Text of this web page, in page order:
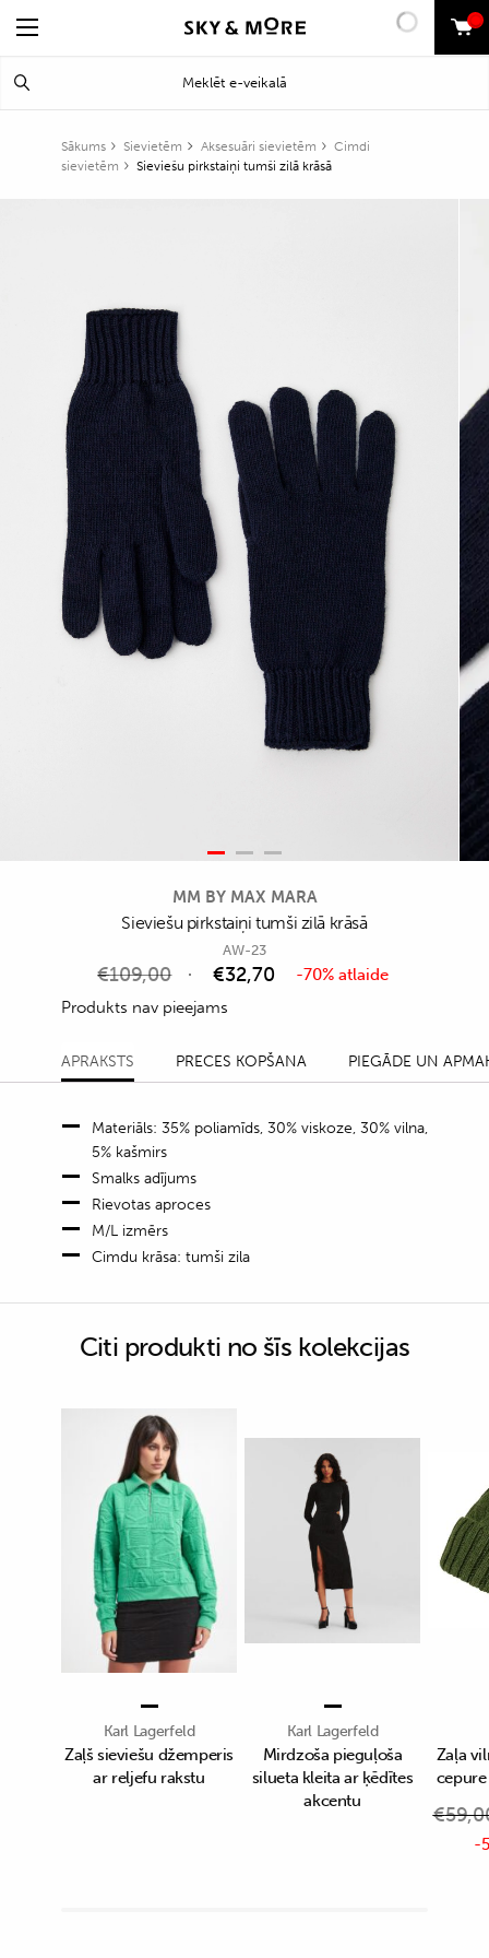
0
Sākums Sievietēm Aksesuāri sievietēm
Cimdi
sievietēm
Sieviešu pirkstaiņi tumši zilā krāsā
MM BY MAX MARA
Sieviešu pirkstaiņi tumši zilā krāsā
AW-23
€109,00 €32,70
-70% atlaide
Produkts nav pieejams
APRAKSTS PRECES KOPŠANA PIEGĀDE UN
Materiāls: 35% poliamīds, 30% viskoze, 30% vilna,
5% kašmirs
Smalks adījums
Rievotas aproces
M/L izmērs
Cimdu krāsa: tumši zila
Citi produkti no šīs kolekcijas
Karl Lagerfeld
Zaļš sieviešu džemperis
ar reljefu rakstu
Karl Lagerfeld
Mirdzoša pieguļoša
silueta kleita ar ķēdītes
akcentu
Zaļa
€
-